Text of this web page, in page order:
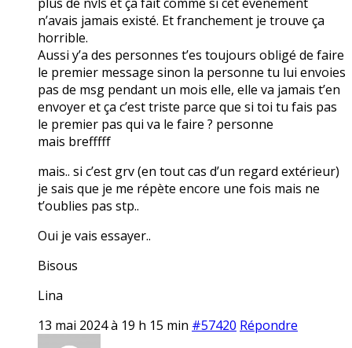
n’avais jamais existé. Et franchement je trouve ça
horrible.
Aussi y’a des personnes t’es toujours obligé de faire
le premier message sinon la personne tu lui envoies
pas de msg pendant un mois elle, elle va jamais t’en
envoyer et ça c’est triste parce que si toi tu fais pas
le premier pas qui va le faire ? personne
mais brefffff
mais.. si c’est grv (en tout cas d’un regard extérieur)
je sais que je me répète encore une fois mais ne
t’oublies pas stp..
Oui je vais essayer..
Bisous
Lina
13 mai 2024 à 19 h 15 min #57420 Répondre